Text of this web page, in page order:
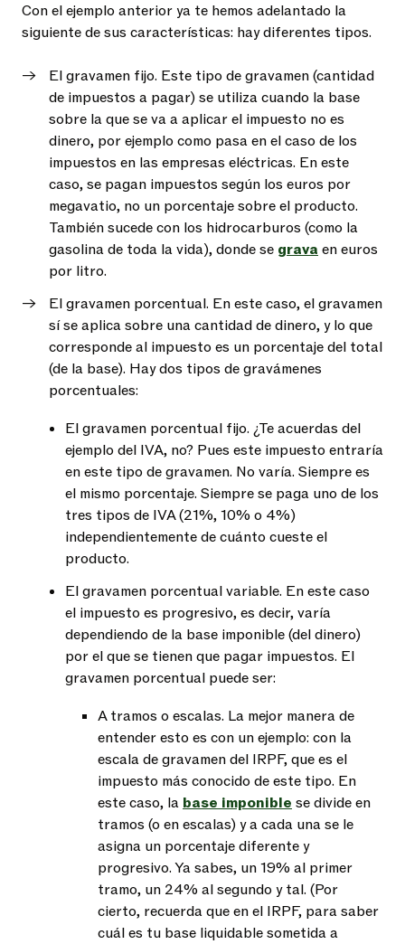
Con el ejemplo anterior ya te hemos adelantado la
siguiente de sus características: hay diferentes tipos.
El gravamen fijo. Este tipo de gravamen (cantidad
de impuestos a pagar) se utiliza cuando la base
sobre la que se va a aplicar el impuesto no es
dinero, por ejemplo como pasa en el caso de los
impuestos en las empresas eléctricas. En este
caso, se pagan impuestos según los euros por
megavatio, no un porcentaje sobre el producto.
También sucede con los hidrocarburos (como la
gasolina de toda la vida), donde se grava en euros
por litro.
El gravamen porcentual. En este caso, el gravamen
sí se aplica sobre una cantidad de dinero, y lo que
corresponde al impuesto es un porcentaje del total
(de la base). Hay dos tipos de gravámenes
porcentuales:
El gravamen porcentual fijo. ¿Te acuerdas del
ejemplo del IVA, no? Pues este impuesto entraría
en este tipo de gravamen. No varía. Siempre es
el mismo porcentaje. Siempre se paga uno de los
tres tipos de IVA (21%, 10% o 4%)
independientemente de cuánto cueste el
producto.
El gravamen porcentual variable. En este caso
el impuesto es progresivo, es decir, varía
dependiendo de la base imponible (del dinero)
por el que se tienen que pagar impuestos. El
gravamen porcentual puede ser:
A tramos o escalas. La mejor manera de
entender esto es con un ejemplo: con la
escala de gravamen del IRPF, que es el
impuesto más conocido de este tipo. En
este caso, la base imponible se divide en
tramos (o en escalas) y a cada una se le
asigna un porcentaje diferente y
progresivo. Ya sabes, un 19% al primer
tramo, un 24% al segundo y tal. (Por
cierto, recuerda que en el IRPF, para saber
cuál es tu base liquidable sometida a